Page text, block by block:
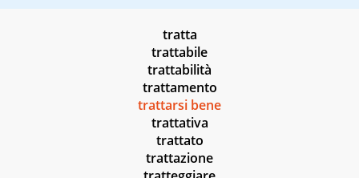
tratta
trattabile
trattabilità
trattamento
trattarsi bene
trattativa
trattato
trattazione